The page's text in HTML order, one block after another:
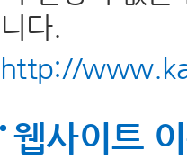
니다.
http://
웹사이트